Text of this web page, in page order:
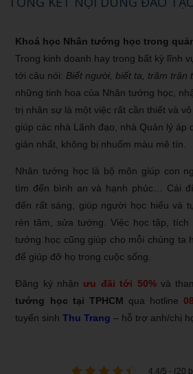
Khoá học Nhân tướng học trong
Trong kinh doanh hay trong bất kỳ lĩnh
tới câu nói: Biết người, biết ta, trăm trận
những tinh hoa của Nhân tướng học,
trị nhân sự là một việc rất cần thiết và
giúp các nhà Lãnh đạo, nhà Quản lý áp
giản nhất, không bị nhuốm màu mê tín.
Nhân tướng học là bộ môn giúp con
tìm đến bình an và hạnh phúc… Cái
đến rất sáng, giúp người học hiểu và
rèn tâm, sửa tướng. Việc học tập, tích
tướng học cũng giúp cho mỗi chúng ta
để giúp đỡ họ trong cuộc sống.
Đăng ký nhận ưu đãi tới 50%và
tướng học tại TPHCM qua hotline
tuyển sinhThu Trang – hỗ trợ anh/chị
4.4/5 - (20